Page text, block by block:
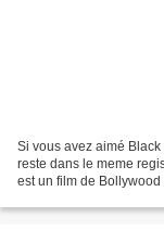
Si vous avez aimé
reste dans le meme
est un film de